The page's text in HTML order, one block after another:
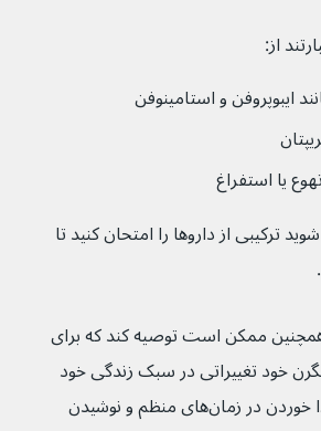
یا استفراغ
ترکیبی از داروها را امتحان کنید تا
ممکن است توصیه کند که برای
خود تغییراتی در سبک زندگی خود
ایجاد کنید، مانند غذا خوردن در زمان‌های منظم و نوشیدن